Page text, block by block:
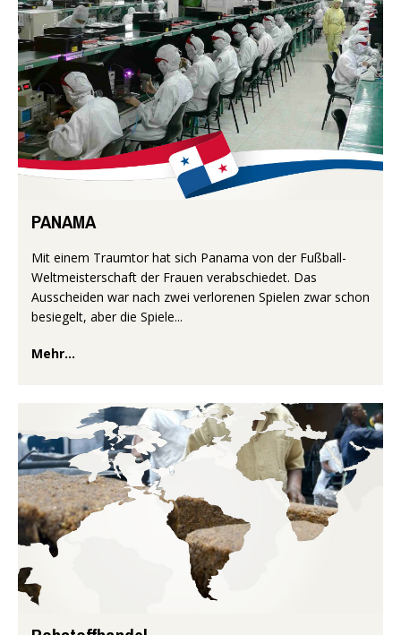
PANAMA
Mit einem Traumtor hat sich Panama von der Fußball-
Weltmeisterschaft der Frauen verabschiedet. Das
Ausscheiden war nach zwei verlorenen Spielen zwar schon
besiegelt, aber die Spiele...
Mehr...